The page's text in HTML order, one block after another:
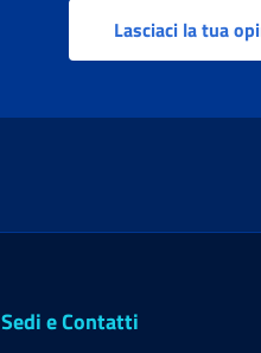
Lasciaci la tua
Sedi e Contatti